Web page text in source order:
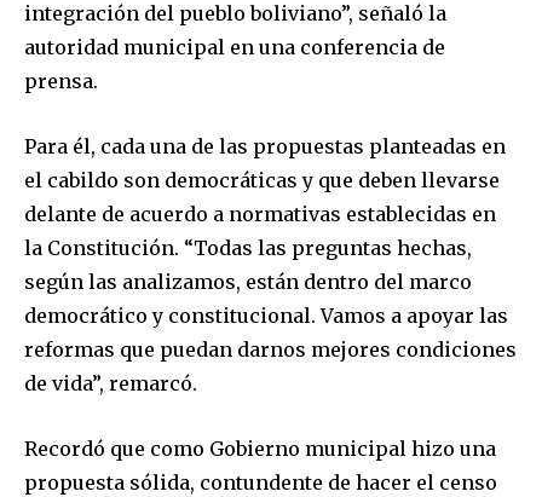
integración del pueblo boliviano”, señaló la
autoridad municipal en una conferencia de
prensa.
Para él, cada una de las propuestas planteadas en
el cabildo son democráticas y que deben llevarse
delante de acuerdo a normativas establecidas en
la Constitución. “Todas las preguntas hechas,
según las analizamos, están dentro del marco
democrático y constitucional. Vamos a apoyar las
reformas que puedan darnos mejores condiciones
de vida”, remarcó.
Recordó que como Gobierno municipal hizo una
propuesta sólida, contundente de hacer el censo